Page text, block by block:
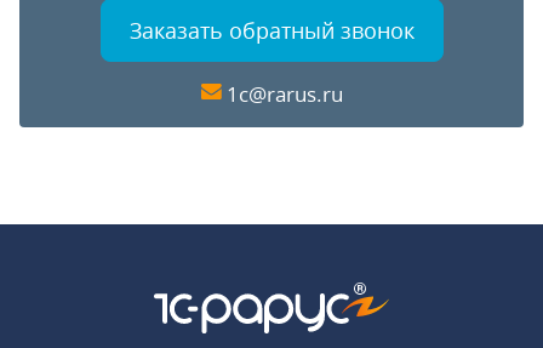
Заказать обратный звонок
1c@rarus.ru